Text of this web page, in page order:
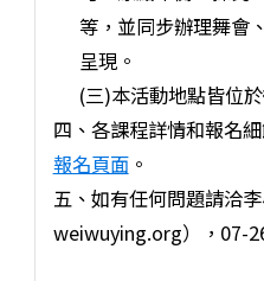
等，並同步辦理舞會
呈現。
(三)本活動地點皆位
四、各課程詳情和報名
報名頁面。
五、如有任何問題請洽
weiwuying.org），07-